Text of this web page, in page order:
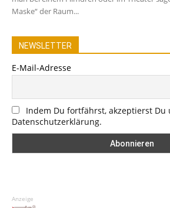
Maske“ der Raum...
NEWSLETTER
E-Mail-Adresse
Indem Du fortfährst, akzeptierst Du
Datenschutzerklärung.
Anzeige